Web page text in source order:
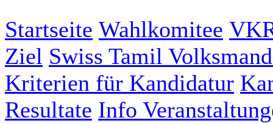
Startseite Wahlkomitee
Ziel Swiss Tamil
Kriterien für Kandidatur
Resultate Info